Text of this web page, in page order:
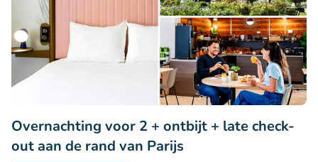
Overnachting voor 2 + ontbijt + late check-
out aan de rand van Parijs